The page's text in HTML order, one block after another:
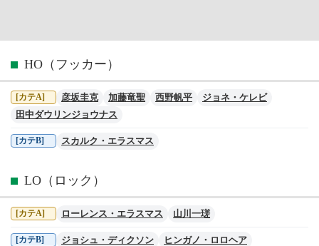
HO（フッカー）
[カテA] 彦坂圭克 加藤竜聖 西野帆平
ジョネ・ケレビ
田中ダウリンジョウナス
[カテB] スカルク・エラスマス
LO（ロック）
[カテA] ローレンス・エラスマス 山川一瑳
[カテB] ジョシュ・ディクソン
ヒンガノ・ロロヘア